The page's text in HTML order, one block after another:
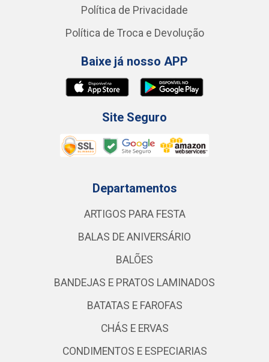
Política de Privacidade
Política de Troca e Devolução
Baixe já nosso APP
Site Seguro
Departamentos
ARTIGOS PARA FESTA
BALAS DE ANIVERSÁRIO
BALÕES
BANDEJAS E PRATOS LAMINADOS
BATATAS E FAROFAS
CHÁS E ERVAS
CONDIMENTOS E ESPECIARIAS